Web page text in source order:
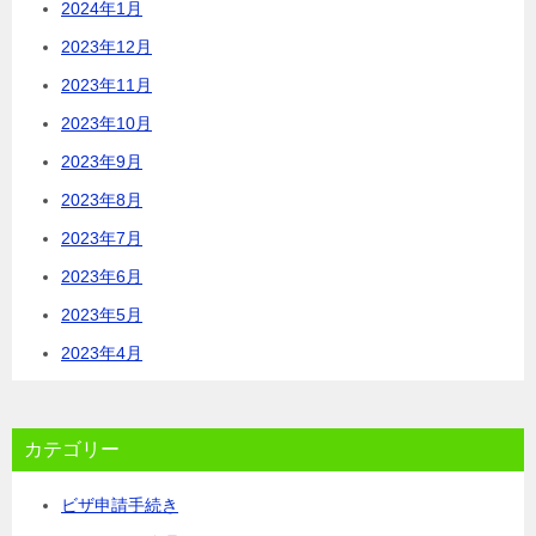
2024年1月
2023年12月
2023年11月
2023年10月
2023年9月
2023年8月
2023年7月
2023年6月
2023年5月
2023年4月
カテゴリー
ビザ申請手続き